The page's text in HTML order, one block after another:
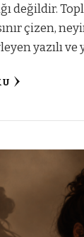
değildir.
çizen,
yazılı ve